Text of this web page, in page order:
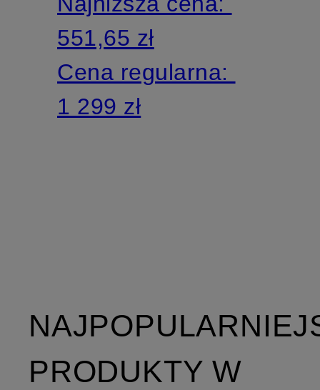
551,65 zł
Cena regularna:
1 299 zł
PRODUKTY W